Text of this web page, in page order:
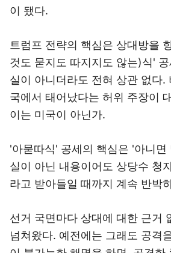
이 됐다.
트럼프 전략의 핵심은 상대방을
것도 묻지도 따지지도 않는)식'
실이 아니더라도 전혀 상관 없다.
국에서 태어났다는 허위 주장이
이는 미국이 아닌가.
'아묻따식' 공세의 핵심은 '아니
실이 아닌 내용이어도 상당수 청
라고 받아들일 때까지 계속 반박
선거 국면마다 상대에 대한 근거
넘쳐왔다. 예전에는 그래도 공격